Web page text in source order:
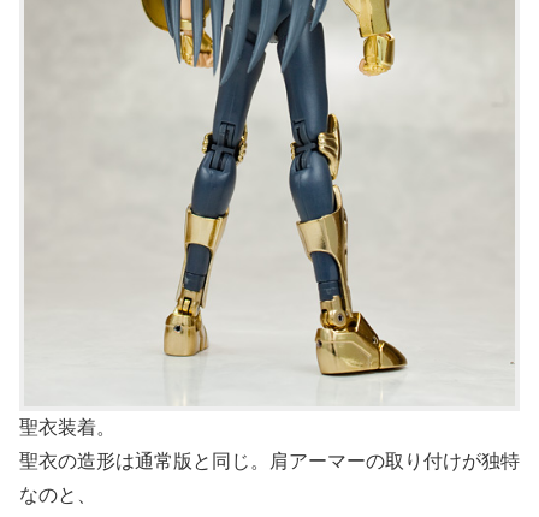
聖衣装着。
聖衣の造形は通常版と同じ。肩アーマーの取り付けが独特
なのと、